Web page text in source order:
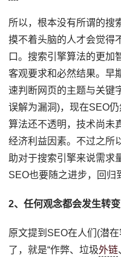
所以，根本没有所谓的搜
摸不着头脑的人才会觉得
口。搜索引擎算法的更加
客观要求和必然结果。早
速判断网页的主题与关键
误解为漏洞)，现在SEO
算法还不透明，技术尚未
经济利益因素。不过之所
助对于搜索引擎来说需求
SEO也要随之进步，回归
2、任何观念都会发生转
原文提到SEO在人们(潜
了，就是“作弊、垃圾外链